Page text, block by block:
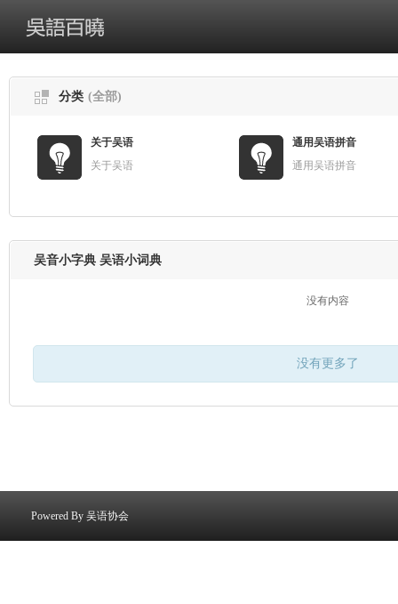
分类 (全部)
关于吴语
关于吴语
通用吴语拼音
通用吴语拼音
吴音小字典 吴语小词典
没有内容
没有更多了
Powered By 吴语协会